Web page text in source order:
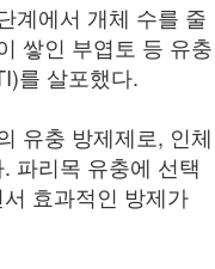
계에서 개체 수를 줄
쌓인 부엽토 등 유충
를 살포했다.
유충 방제제로, 인체
파리목 유충에 선택
효과적인 방제가